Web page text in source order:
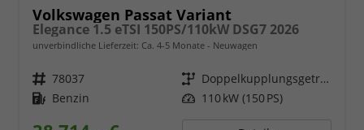
Volkswagen Passat Variant
Elegance 1.5 eTSI 150PS/110kW DSG7 2026
unverbindliche Lieferzeit: Ca. 4-5 Monate Neuwagen
Fahrzeugnr. 78037 Getriebe
Doppelkupplungsgetriebe (DSG)
Kraftstoff Benzin Leistung 110 kW (150 PS)